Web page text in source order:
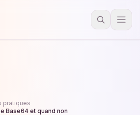
pratiques
Base64 et quand non